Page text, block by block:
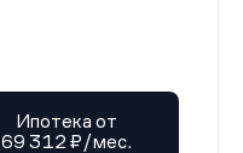
Ипотека от
69 312 ₽/мес.